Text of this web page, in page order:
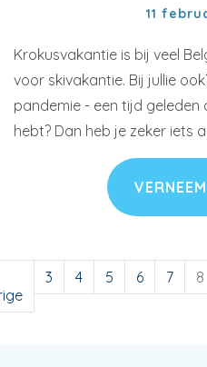
11
Krokusvakantie is bij veel
voor skivakantie. Bij jullie
pandemie - een tijd
hebt? Dan heb je zeker iets
3 4 5 6 7 8